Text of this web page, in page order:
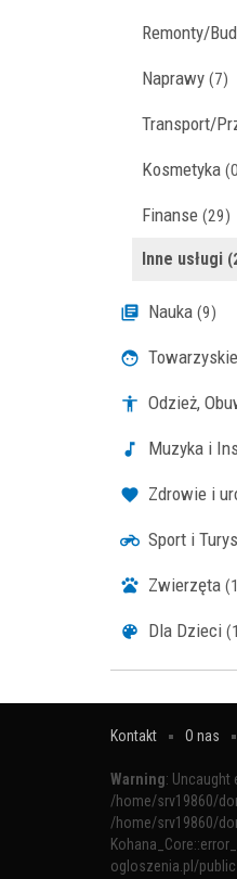
Remonty/
Naprawy (7)
Transport/
Kosmetyka
Finanse (29)
Inne usługi
Nauka (9)
Towarzyskie
Odzież,
Muzyka i
Zdrowie i
Sport i
Zwierzęta
Dla Dzieci
Kontakt O nas
Warning: Uncaught
/home/srv19860/
/home/srv19860/
ogloszenia.pl/